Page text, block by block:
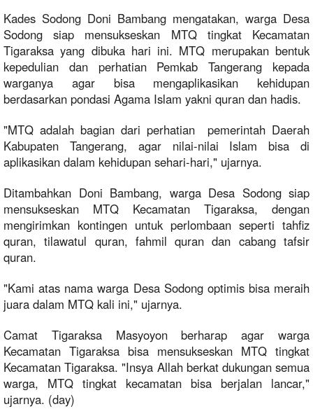
Kades Sodong Doni Bambang mengatakan, warga Desa
Sodong siap mensukseskan MTQ tingkat Kecamatan
Tigaraksa yang dibuka hari ini. MTQ merupakan bentuk
kepedulian dan perhatian Pemkab Tangerang kepada
warganya agar bisa mengaplikasikan kehidupan
berdasarkan pondasi Agama Islam yakni quran dan hadis.
"MTQ adalah bagian dari perhatian pemerintah Daerah
Kabupaten Tangerang, agar nilai-nilai Islam bisa di
aplikasikan dalam kehidupan sehari-hari," ujarnya.
Ditambahkan Doni Bambang, warga Desa Sodong siap
mensukseskan MTQ Kecamatan Tigaraksa, dengan
mengirimkan kontingen untuk perlombaan seperti tahfiz
quran, tilawatul quran, fahmil quran dan cabang tafsir
quran.
"Kami atas nama warga Desa Sodong optimis bisa meraih
juara dalam MTQ kali ini," ujarnya.
Camat Tigaraksa Masyoyon berharap agar warga
Kecamatan Tigaraksa bisa mensukseskan MTQ tingkat
Kecamatan Tigaraksa. "Insya Allah berkat dukungan semua
warga, MTQ tingkat kecamatan bisa berjalan lancar,"
ujarnya. (day)